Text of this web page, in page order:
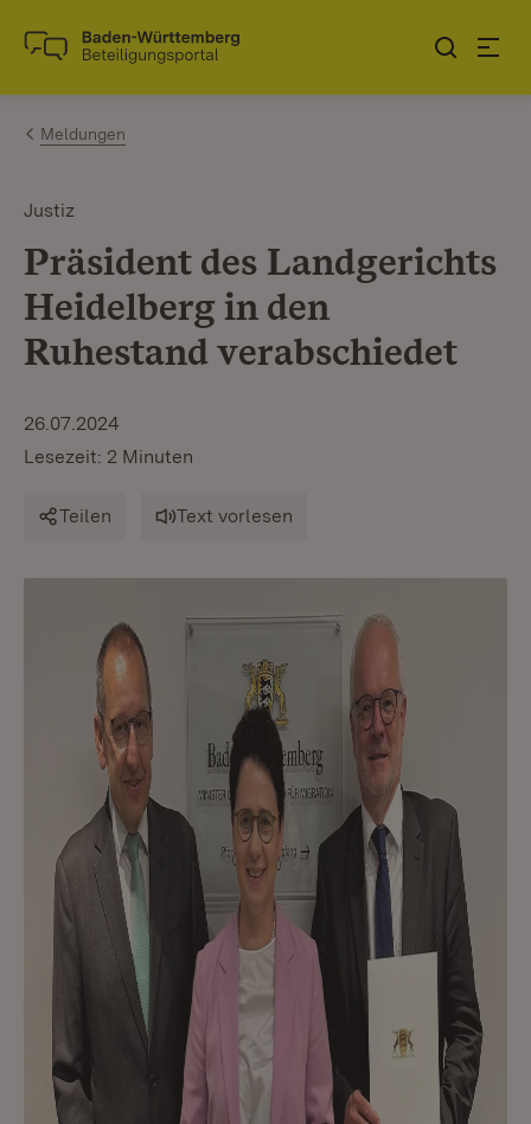
Zum Inhalt springen
Link zur Startseite
Meldungen
Justiz
Präsident des Landgerichts
Heidelberg in den
Ruhestand verabschiedet
26.07.2024
Lesezeit: 2 Minuten
Teilen Text vorlesen